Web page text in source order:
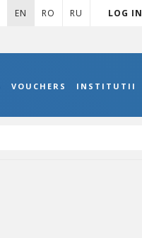
LOG IN
EN RO RU
VOUCHERS INSTITUTII